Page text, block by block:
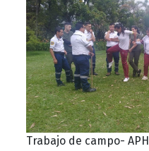
Trabajo de campo- APH